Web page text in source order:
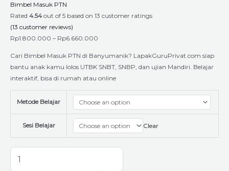
Bimbel Masuk PTN
Rated 4.54 out of 5 based on 13 customer ratings
(13 customer reviews)
Rp1.800.000 – Rp6.660.000
Cari Bimbel Masuk PTN di Banyumanik? LapakGuruPrivat.com siap
bantu anak kamu lolos UTBK SNBT, SNBP, dan ujian Mandiri. Belajar
interaktif, bisa di rumah atau online
Metode Belajar
Sesi Belajar Clear